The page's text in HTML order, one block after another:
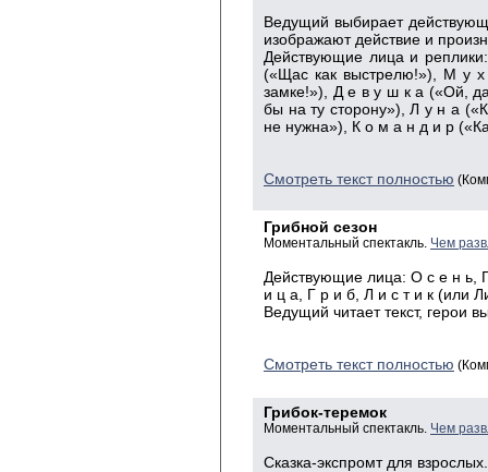
Ведущий выбирает
изображают действие и
Действующие лица и
(«Щас как выстрелю!»), М у
замке!»), Д е в у ш к а («Ой,
бы на ту сторону»), Л у н а
не нужна»), К о м а н д и р
Смотреть текст полностью
Грибной сезон
Моментальный спектакль. Чем
Действующие лица: О с е н ь,
и ц а, Г р и б, Л и с т и к (или
Ведущий читает текст, герои
Смотреть текст полностью
Грибок-теремок
Моментальный спектакль. Чем
Сказка-экспромт для взрослых.